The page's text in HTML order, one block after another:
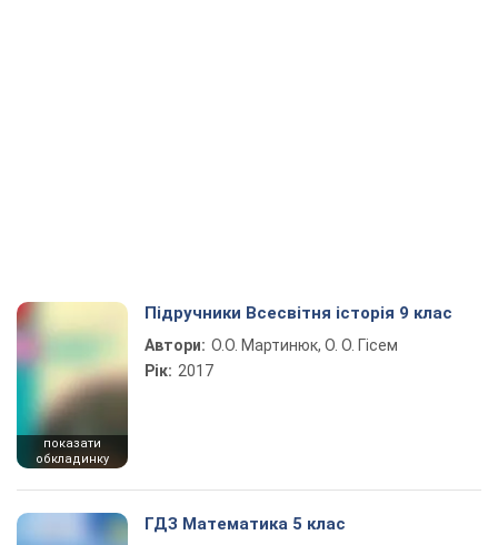
показати
обкладинку
Підручники Всесвітня історія 9 клас
Автори: О.О. Мартинюк, О. О. Гісем
Рік: 2017
ГДЗ Математика 5 клас